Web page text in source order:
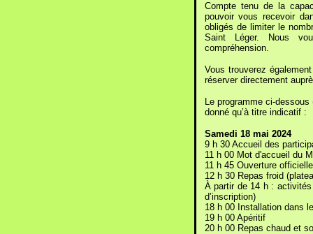
Compte tenu de la
pouvoir vous recevoir
obligés de limiter le
Saint Léger. Nous
compréhension.
Vous trouverez
réserver directement
Le programme ci-
donné qu’à titre indicatif :
Samedi 18 mai 2024
9 h 30 Accueil des
11 h 00 Mot d'accueil du
11 h 45 Ouverture
12 h 30 Repas froid
À partir de 14 h :
d’inscription)
18 h 00 Installation dans
19 h 00 Apéritif
20 h 00 Repas chaud et